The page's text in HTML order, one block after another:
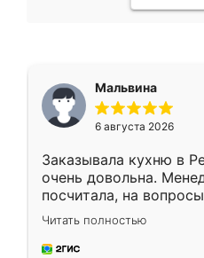
Мальвина
6 августа 2026
Заказывала кухню в
очень довольна.
посчитала, на
Замерщик приехал в
делу со всей
за день, ребята
Читать полностью